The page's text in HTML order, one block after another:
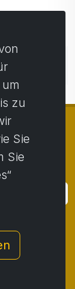
zu
Sie
Sie